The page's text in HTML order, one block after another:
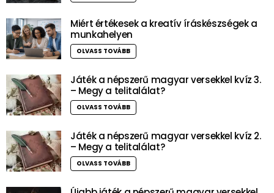
Miért értékesek a kreatív íráskészségek a
munkahelyen
OLVASS TOVÁBB
Játék a népszerű magyar versekkel kvíz 3.
– Megy a telitalálat?
OLVASS TOVÁBB
Játék a népszerű magyar versekkel kvíz 2.
– Megy a telitalálat?
OLVASS TOVÁBB